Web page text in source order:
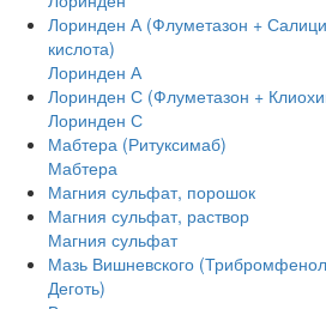
Лоринден А (Флуметазон +
кислота)
Лоринден А
Лоринден С (Флуметазон +
Лоринден С
Мабтера (Ритуксимаб)
Мабтера
Магния сульфат, порошок
Магния сульфат, раствор
Магния сульфат
Мазь Вишневского
Деготь)